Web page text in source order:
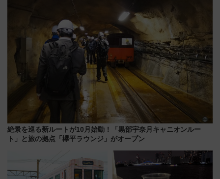
絶景を巡る新ルートが10月始動！「黒部宇奈月キャニオンルー
ト」と旅の拠点「欅平ラウンジ」がオープン